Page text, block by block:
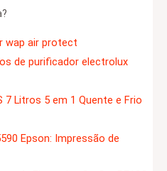
wap air protect
de purificador electrolux
7 Litros 5 em 1 Quente e Frio
Epson: Impressão de